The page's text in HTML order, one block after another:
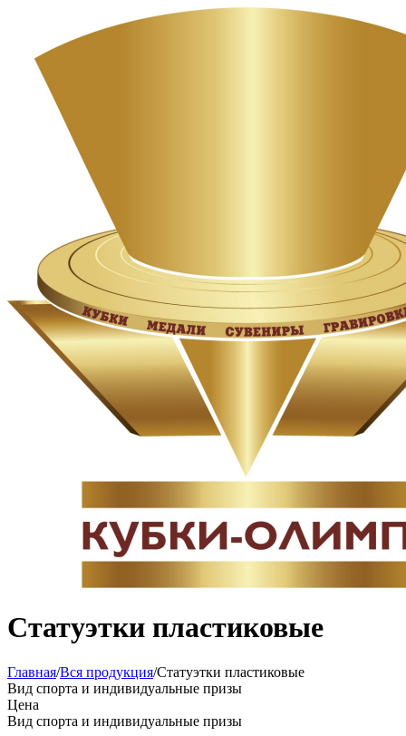
Статуэтки пластиковые
Главная/Вся продукция/Статуэтки пластиковые
Вид спорта и индивидуальные призы
Цена
Вид спорта и индивидуальные призы